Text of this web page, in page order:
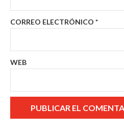
CORREO ELECTRÓNICO *
WEB